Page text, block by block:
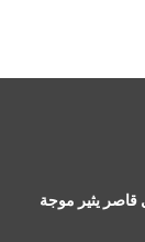
قاصر يثير موجة